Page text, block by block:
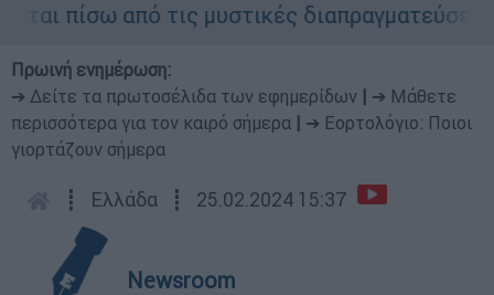
πίσω από τις μυστικές διαπραγματεύσεις
Πρωινή ενημέρωση:
➔ Δείτε τα πρωτοσέλιδα των εφημερίδων
➔ Μάθετε
περισσότερα για τον καιρό σήμερα
➔ Εορτολόγιο: Ποιοι
γιορτάζουν σήμερα
┋ Ελλάδα ┋ 25.02.2024 15:37
Newsroom